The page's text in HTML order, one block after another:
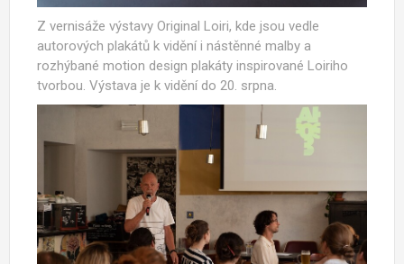
Z vernisáže výstavy Original Loiri, kde jsou vedle
autorových plakátů k vidění i nástěnné malby a
rozhýbané motion design plakáty inspirované Loiriho
tvorbou. Výstava je k vidění do 20. srpna.